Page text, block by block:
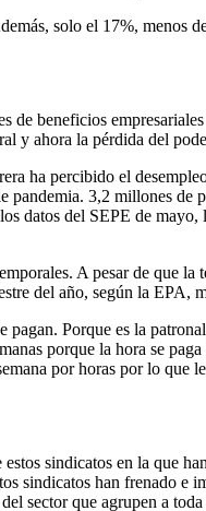
solo el 17%, menos
beneficios
y ahora la pérdida del
ha percibido el
3,2 millones de
datos del SEPE de
A pesar de que
del año, según la EPA,
Porque es la
porque la hora se
por horas por lo que
sindicatos en la que
sindicatos han frenado e
sector que agrupen a